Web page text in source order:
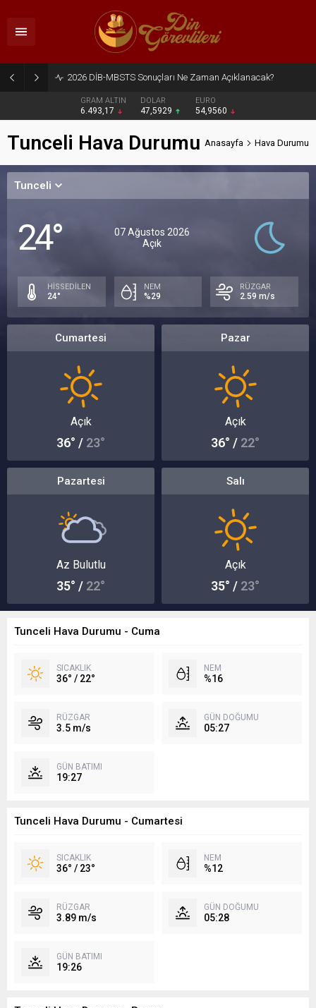
2026 DİB-MBSTS Sonuçları Ne Zaman Açıklanacak?
GRAM ALTIN
6.493,17
DOLAR
47,5929
EURO
54,9560
Tunceli Hava Durumu Anasayfa Hava Durumu
Tunceli
24°
07 Ağustos 2026
Açık
HİSSEDİLEN
24°
NEM
%29
RÜZGAR
2.59 m/s
Cumartesi
Açık
36° / 23°
Pazar
Açık
36° / 22°
Pazartesi
Az Bulutlu
35° / 22°
Salı
Açık
35° / 23°
Tunceli Hava Durumu - Cuma
SICAKLIK
36° / 22°
NEM
%16
RÜZGAR
3.5 m/s
GÜN DOĞUMU
05:27
GÜN BATIMI
19:27
Tunceli Hava Durumu - Cumartesi
SICAKLIK
36° / 23°
NEM
%12
RÜZGAR
3.89 m/s
GÜN DOĞUMU
05:28
GÜN BATIMI
19:26